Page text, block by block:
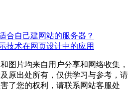
合自己建网站的服务器？
技术在网页设计中的应用
图片均来自用户分享和网络收集，
原出处所有，仅供学习与参考，请
了您的权利，请联系网站客服处